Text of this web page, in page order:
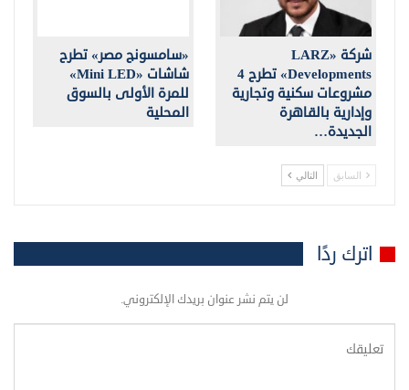
شركة «LARZ
Developments» تطرح 4
مشروعات سكنية وتجارية
وإدارية بالقاهرة
الجديدة…
«سامسونج مصر» تطرح
شاشات «Mini LED»
للمرة الأولى بالسوق
المحلية
السابق التالي
اترك ردًا
لن يتم نشر عنوان بريدك الإلكتروني.